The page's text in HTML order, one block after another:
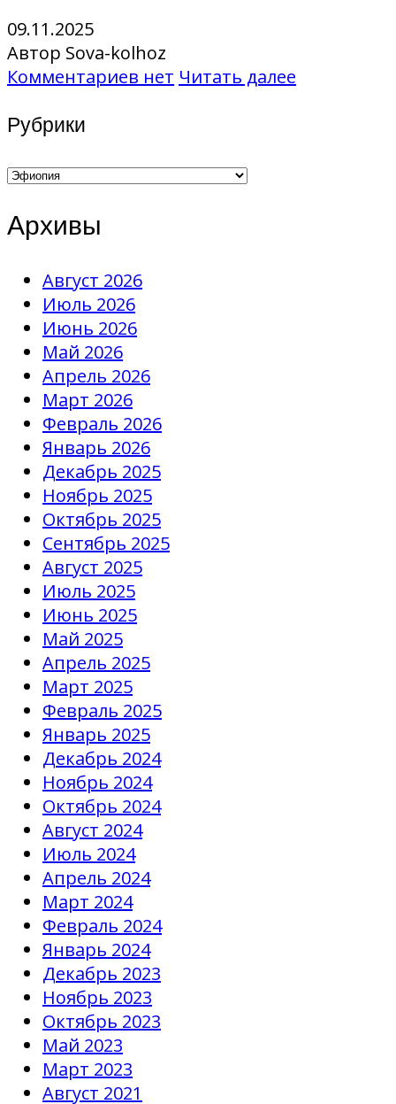
09.11.2025
Автор Sova-kolhoz
Комментариев нет Читать далее
Рубрики
Рубрики
Архивы
Август 2026
Июль 2026
Июнь 2026
Май 2026
Апрель 2026
Март 2026
Февраль 2026
Январь 2026
Декабрь 2025
Ноябрь 2025
Октябрь 2025
Сентябрь 2025
Август 2025
Июль 2025
Июнь 2025
Май 2025
Апрель 2025
Март 2025
Февраль 2025
Январь 2025
Декабрь 2024
Ноябрь 2024
Октябрь 2024
Август 2024
Июль 2024
Апрель 2024
Март 2024
Февраль 2024
Январь 2024
Декабрь 2023
Ноябрь 2023
Октябрь 2023
Май 2023
Март 2023
Август 2021